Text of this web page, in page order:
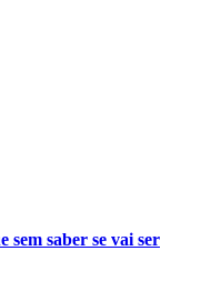
sem saber se vai ser